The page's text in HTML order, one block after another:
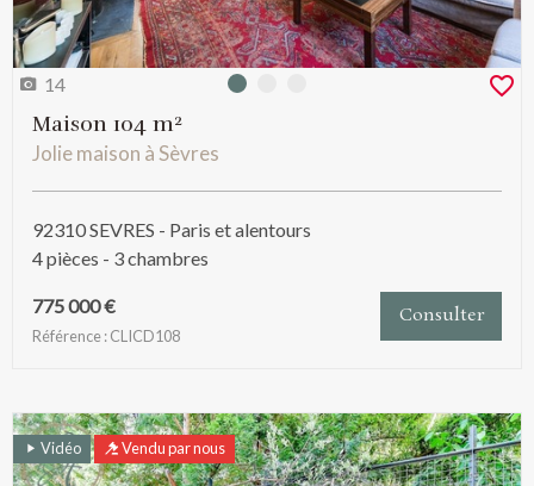
14 Photo 0
Maison 104 m²
Jolie maison à Sèvres
92310 SEVRES - Paris et alentours
4 pièces - 3 chambres
775 000 €
Référence : CLICD108
Consulter
Vidéo Vendu par nous